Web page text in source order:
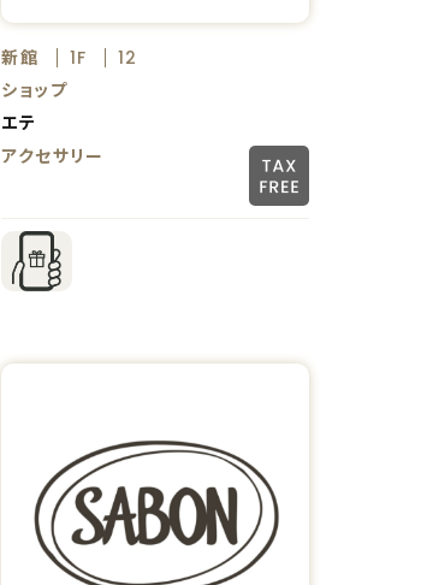
新館 1F
12
ショップ
エテ
アクセサリー